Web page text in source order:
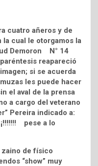
cuatro añeros y de
la cual le otorgamos la
Demoron N° 14
reapareció
si se acuerda
les puede hacer
el aval de la prensa
a cargo del veterano
Pereira indicado a:
¡!!!!!!! pese a lo
de físico
“show” muy